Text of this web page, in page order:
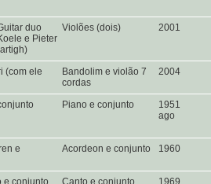
duo
e Pieter
Violões (dois) 2001
(com ele
Bandolim e violão 7
cordas
2004
Piano e conjunto
1951
ago
e
Acordeon e conjunto 1960